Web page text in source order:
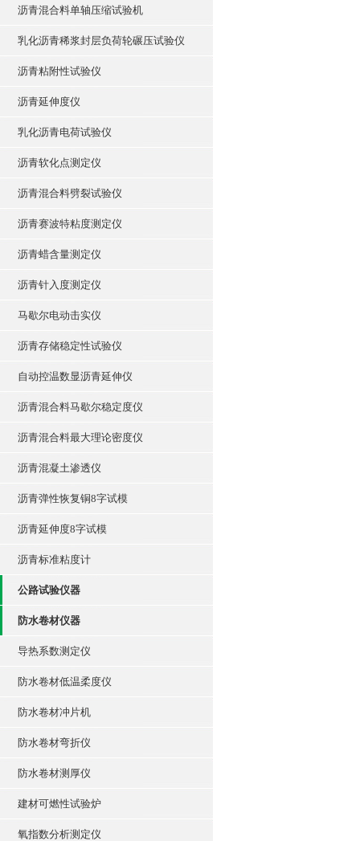
沥青混合料单轴压缩试验机
乳化沥青稀浆封层负荷轮碾压试验仪
沥青粘附性试验仪
沥青延伸度仪
乳化沥青电荷试验仪
沥青软化点测定仪
沥青混合料劈裂试验仪
沥青赛波特粘度测定仪
沥青蜡含量测定仪
沥青针入度测定仪
马歇尔电动击实仪
沥青存储稳定性试验仪
自动控温数显沥青延伸仪
沥青混合料马歇尔稳定度仪
沥青混合料最大理论密度仪
沥青混凝土渗透仪
沥青弹性恢复铜8字试模
沥青延伸度8字试模
沥青标准粘度计
公路试验仪器
防水卷材仪器
导热系数测定仪
防水卷材低温柔度仪
防水卷材冲片机
防水卷材弯折仪
防水卷材测厚仪
建材可燃性试验炉
氧指数分析测定仪